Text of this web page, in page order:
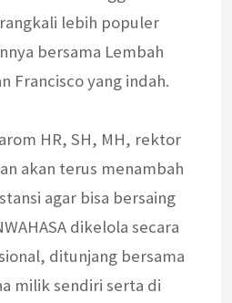
lebih populer
bersama Lembah
Francisco yang indah.
HR, SH, MH, rektor
akan terus menambah
agar bisa bersaing
dikelola secara
ditunjang bersama
milik sendiri serta di